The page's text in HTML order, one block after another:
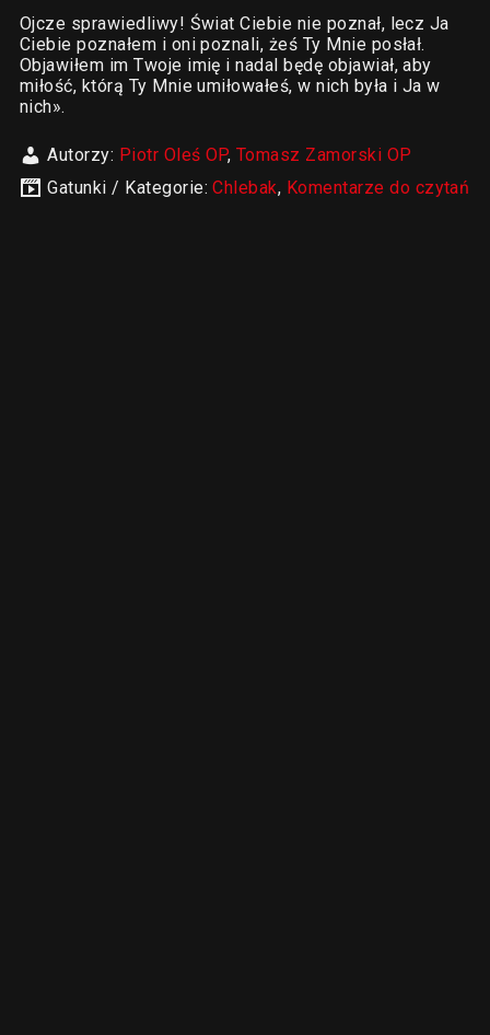
Ojcze sprawiedliwy! Świat Ciebie nie poznał, lecz Ja
Ciebie poznałem i oni poznali, żeś Ty Mnie posłał.
Objawiłem im Twoje imię i nadal będę objawiał, aby
miłość, którą Ty Mnie umiłowałeś, w nich była i Ja w
nich».
Autorzy: Piotr Oleś OP, Tomasz Zamorski OP
Gatunki / Kategorie:Chlebak, Komentarze do czytań